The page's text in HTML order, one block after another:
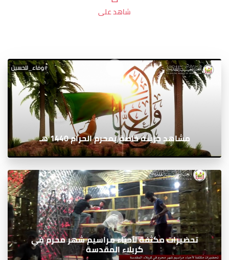
شاهد على
مشاهد حزينة خاصة بمحرم الحرام 1440 هـ
تحضيرات مكثفة لأحياء مراسيم شهر محرم في
كربلاء المقدسة